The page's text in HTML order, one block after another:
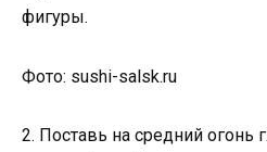
фигуры.
Фото: sushi-salsk.ru
2. Поставь на средний огонь